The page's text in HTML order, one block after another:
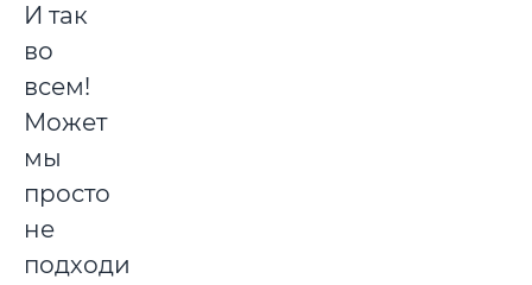
И так
во
всем!
Может
мы
просто
не
подходим